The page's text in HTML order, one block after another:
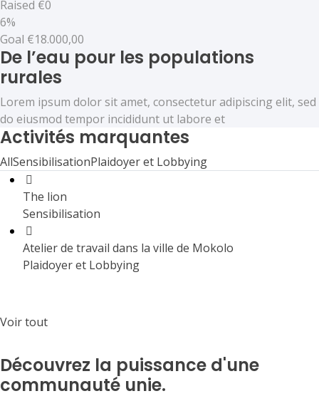
Raised €0
6%
Goal €18.000,00
De l’eau pour les populations
rurales
Lorem ipsum dolor sit amet, consectetur adipiscing elit, sed
do eiusmod tempor incididunt ut labore et
Activités marquantes
AllSensibilisationPlaidoyer et Lobbying
The lion
Sensibilisation
Atelier de travail dans la ville de Mokolo
Plaidoyer et Lobbying
Voir tout
Découvrez la puissance d'une
communauté unie.